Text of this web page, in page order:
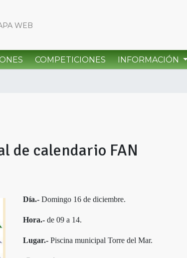
WEB
COMPETICIONES INFORMACIÓN
de calendario FAN
Día.- Domingo 16 de diciembre.
Hora.- de 09 a 14.
Lugar.- Piscina municipal Torre del Mar.